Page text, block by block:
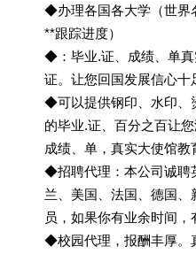
◆办理各国各大学（世界
**跟踪进度）
◆：毕业.证、成绩、单
证。让您回国发展信心十
◆可以提供钢印、水印、
的毕业.证、百分之百让
成绩、单，真实大使馆教
◆招聘代理：本公司诚聘
兰、美国、法国、德国、
员，如果你有业余时间
◆校园代理，报酬丰厚。